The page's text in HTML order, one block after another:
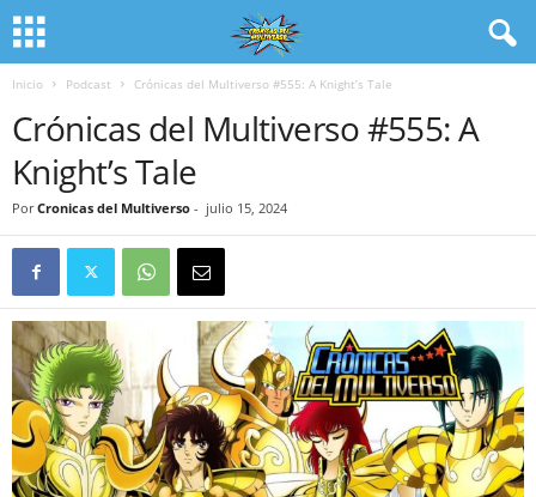
Inicio Podcast Crónicas del Multiverso #555: A Knight’s Tale
Crónicas del Multiverso #555: A
Knight’s Tale
Por Cronicas del Multiverso - julio 15, 2024